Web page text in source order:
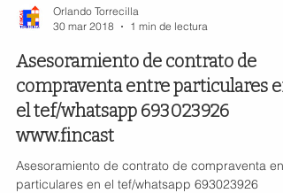
Orlando Torrecilla
30 mar 2018
1 min de lectura
Asesoramiento de contrato de
compraventa entre particulares en
el tef/whatsapp 693023926
www.fincast
Asesoramiento de contrato de compraventa
particulares en el tef/whatsapp 693023926